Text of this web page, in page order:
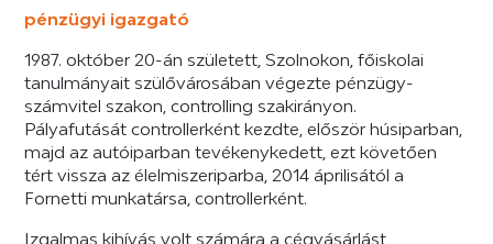
pénzügyi igazgató
1987. október 20-án született, Szolnokon, főiskolai
tanulmányait szülővárosában végezte pénzügy-
számvitel szakon, controlling szakirányon.
Pályafutását controllerként kezdte, először húsiparban,
majd az autóiparban tevékenykedett, ezt követően
tért vissza az élelmiszeriparba, 2014 áprilisától a
Fornetti munkatársa, controllerként.
Izgalmas kihívás volt számára a cégvásárlást